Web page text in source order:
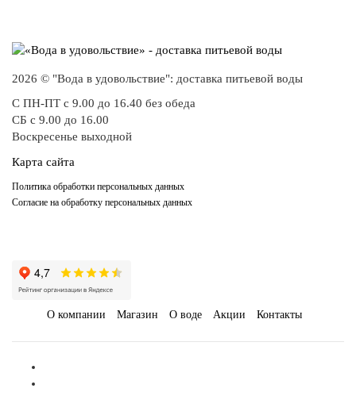
2026 © "Вода в удовольствие": доставка питьевой воды
С ПН-ПТ с 9.00 до 16.40 без обеда
СБ с 9.00 до 16.00
Воскресенье выходной
Карта сайта
Политика обработки персональных данных
Согласие на обработку персональных данных
О компании Магазин О воде Акции Контакты